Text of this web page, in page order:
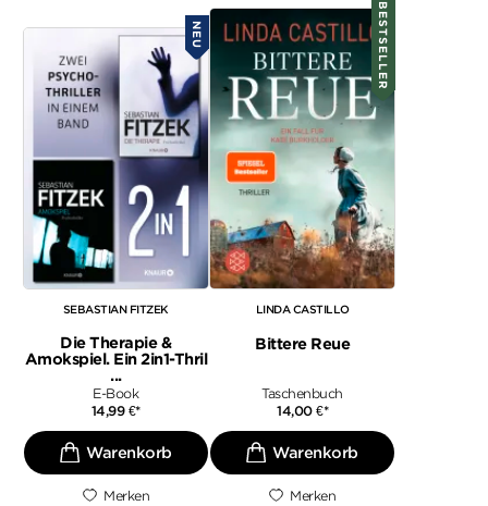
NEU
SEBASTIAN FITZEK
Die Therapie &
Amokspiel. Ein 2in1-Thril
...
E-Book
14,99 €*
Merken
BESTSELLER
LINDA CASTILLO
Bittere Reue
Taschenbuch
14,00€*
Merken